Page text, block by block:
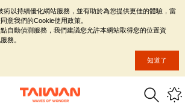
術以持續優化網站服務，並有助於為您提供更佳的體驗，當
意我們的Cookie使用政策。
自動偵測服務，我們建議您允許本網站取得您的位置資
務。
知道了